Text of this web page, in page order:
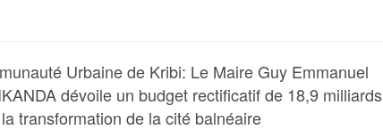
Urbaine de Kribi: Le Maire Guy Emmanuel
dévoile un budget rectificatif de 18,9 milliards
transformation de la cité balnéaire